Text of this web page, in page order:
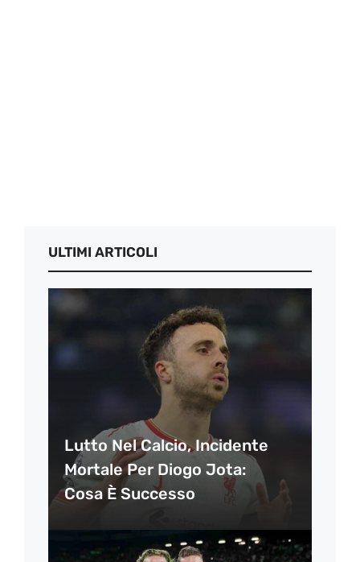
ULTIMI ARTICOLI
Lutto Nel Calcio, Incidente
Mortale Per Diogo Jota:
Cosa È Successo